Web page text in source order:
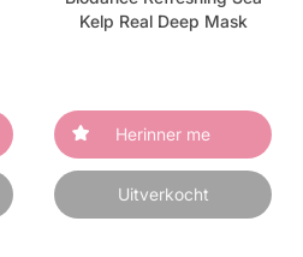
Kelp Real Deep Mask
Herinner me
Uitverkocht